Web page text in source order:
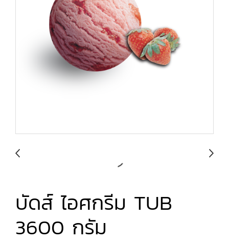
บัดส์ ไอศกรีม TUB
3600 กรัม